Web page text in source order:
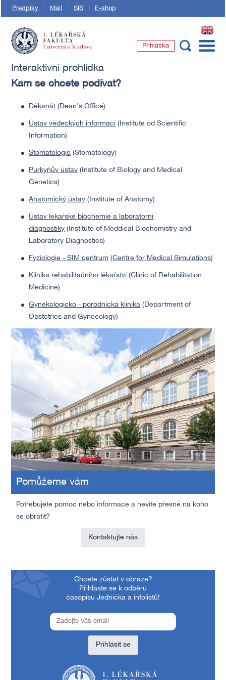
Předpisy Mail SIS E-shop
EN
Přihláška
Interaktivní prohlídka
Kam se chcete podívat?
Děkanát (Dean's Office)
Ústav vědeckých informací (Institute od Scientific
Information)
Stomatologie (Stomatology)
Purkyňův ústav (Institute of Biology and Medical
Genetics)
Anatomický ústav (Institute of Anatomy)
Ústav lékařské biochemie a laboratorní
diagnostiky (Institute of Meddical Biochemistry and
Laboratory Diagnostics)
Fyziologie - SIM centrum (Centre for Medical Simulations)
Klinika rehabilitačního lékařství (Clinic of Rehabilitation
Medicine)
Gynekologicko - porodnická klinika (Department of
Obstetrics and Gynecology)
Pomůžeme vám
Potřebujete pomoc nebo informace a nevíte přesně na koho
se obrátit?
Kontaktujte nás
Chcete zůstat v obraze?
Přihlaste se k odběru
časopisu Jednička a infolistů!
Přihlásit se